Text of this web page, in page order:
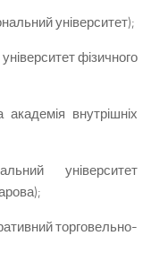
університет);
фізичного
внутрішніх
університет
торговельно-